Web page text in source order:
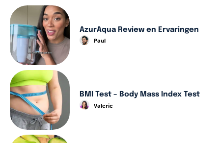
AzurAqua Review en Ervaringen
Paul
BMI Test – Body Mass Index Test
Valerie